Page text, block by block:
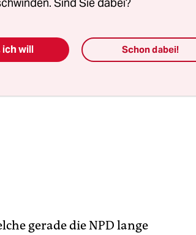
gerade die NPD lange
ich will Schon dabei!